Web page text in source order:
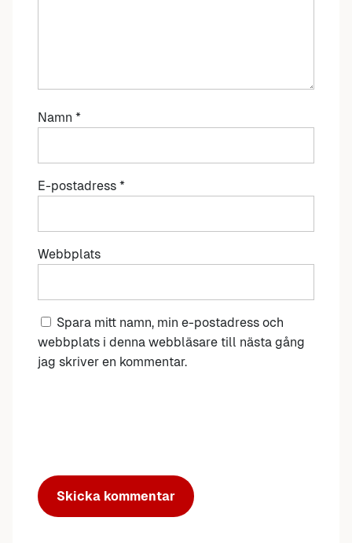
Namn *
E-postadress *
Webbplats
Spara mitt namn, min e-postadress och
webbplats i denna webbläsare till nästa gång
jag skriver en kommentar.